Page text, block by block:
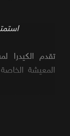
تقدم الكيدرا
المعيشة
وجمالي، نقدم